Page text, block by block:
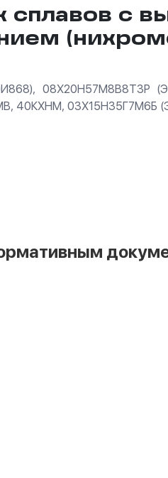
сплавов с
08Х20Н57М8В8Т3Р
40КХНМ, 03Х15Н35Г7М6Б